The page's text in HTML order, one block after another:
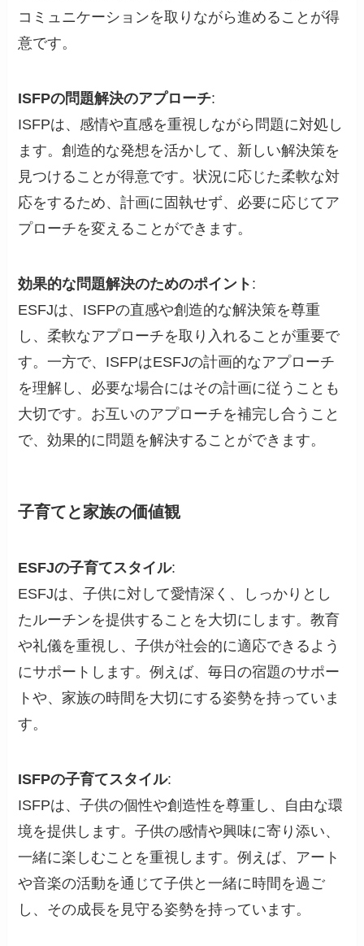
コミュニケーションを取りながら進めることが得
意です。
ISFPの問題解決のアプローチ:
ISFPは、感情や直感を重視しながら問題に対処し
ます。創造的な発想を活かして、新しい解決策を
見つけることが得意です。状況に応じた柔軟な対
応をするため、計画に固執せず、必要に応じてア
プローチを変えることができます。
効果的な問題解決のためのポイント :
ESFJは、ISFPの直感や創造的な解決策を尊重
し、柔軟なアプローチを取り入れることが重要で
す。一方で、ISFPはESFJの計画的なアプローチ
を理解し、必要な場合にはその計画に従うことも
大切です。お互いのアプローチを補完し合うこと
で、効果的に問題を解決することができます。
子育てと家族の価値観
ESFJの子育てスタイル:
ESFJは、子供に対して愛情深く、しっかりとし
たルーチンを提供することを大切にします。教育
や礼儀を重視し、子供が社会的に適応できるよう
にサポートします。例えば、毎日の宿題のサポー
トや、家族の時間を大切にする姿勢を持っていま
す。
ISFPの子育てスタイル:
ISFPは、子供の個性や創造性を尊重し、自由な環
境を提供します。子供の感情や興味に寄り添い、
一緒に楽しむことを重視します。例えば、アート
や音楽の活動を通じて子供と一緒に時間を過ご
し、その成長を見守る姿勢を持っています。